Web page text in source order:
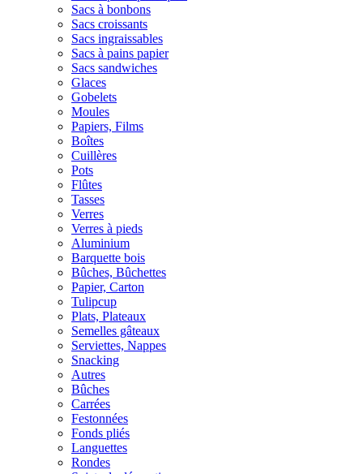
Sacs à bonbons
Sacs croissants
Sacs ingraissables
Sacs à pains papier
Sacs sandwiches
Glaces
Gobelets
Moules
Papiers, Films
Boîtes
Cuillères
Pots
Flûtes
Tasses
Verres
Verres à pieds
Aluminium
Barquette bois
Bûches, Bûchettes
Papier, Carton
Tulipcup
Plats, Plateaux
Semelles gâteaux
Serviettes, Nappes
Snacking
Autres
Bûches
Carrées
Festonnées
Fonds pliés
Languettes
Rondes